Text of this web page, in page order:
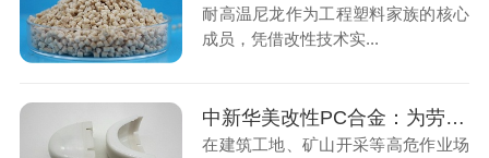
耐高温尼龙作为工程塑料家族的核心
成员，凭借改性技术实...
中新华美改性PC合金：为劳保鞋头筑起安全新屏障
在建筑工地、矿山开采等高危作业场